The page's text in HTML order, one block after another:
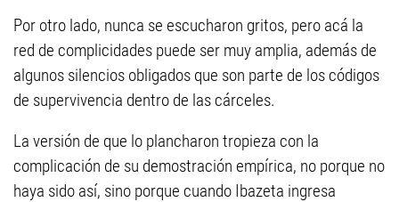
Por otro lado, nunca se escucharon gritos, pero acá la
red de complicidades puede ser muy amplia, además de
algunos silencios obligados que son parte de los códigos
de supervivencia dentro de las cárceles.
La versión de que lo plancharon tropieza con la
complicación de su demostración empírica, no porque no
haya sido así, sino porque cuando Ibazeta ingresa